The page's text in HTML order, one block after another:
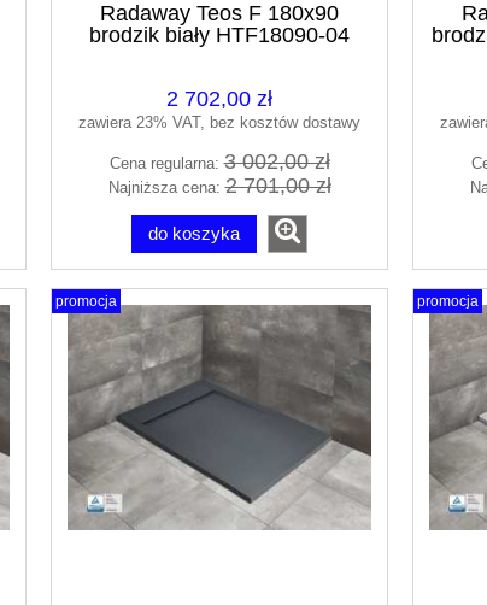
Radaway Teos F 180x90
brodzik biały HTF18090-04
2 702,00 zł
zawiera 23% VAT, bez kosztów dostawy
Cena regularna:3 002,00 zł
Najniższa cena:2 701,00 zł
do koszyka
promocja promocja